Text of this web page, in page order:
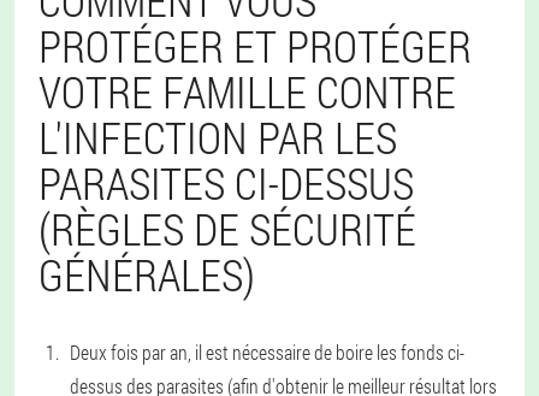
PROTÉGER ET PROTÉGER
VOTRE FAMILLE CONTRE
L'INFECTION PAR LES
PARASITES CI-DESSUS
(RÈGLES DE SÉCURITÉ
GÉNÉRALES)
Deux fois par an, il est nécessaire de boire les fonds ci-
dessus des parasites (afin d'obtenir le meilleur résultat lors